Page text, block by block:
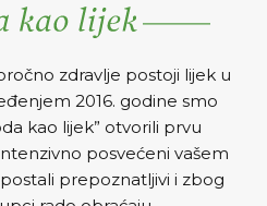
zdravlje postoji lijek u
2016. godine smo
kao lijek” otvorili prvu
posvećeni vašem
prepoznatljivi i zbog